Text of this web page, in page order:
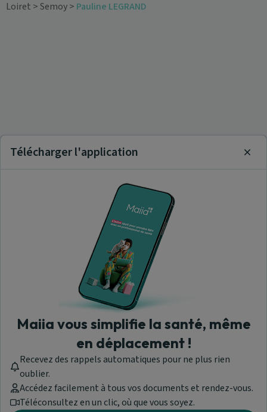
Loiret >Semoy> Pauline LEGRAND
Télécharger l'application
Maiia vous simplifie la santé, même
en déplacement !
Recevez des rappels automatiques pour ne plus rien
oublier.
Accédez facilement à tous vos documents et rendez-vous.
Téléconsultez en un clic, où que vous soyez.